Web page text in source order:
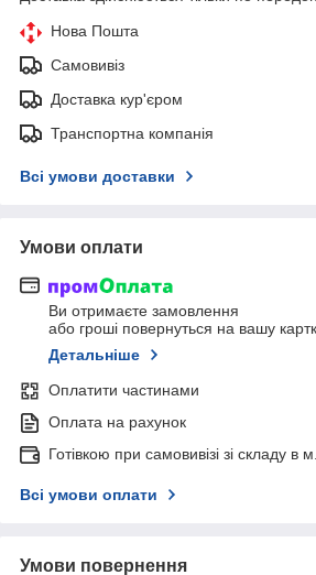
Нова Пошта
Самовивіз
Доставка кур'єром
Транспортна компанія
Всі умови доставки
Умови оплати
Ви отримаєте замовлення
або гроші повернуться на вашу
Детальніше
Оплатити частинами
Оплата на рахунок
Готівкою при самовивізі зі складу в
Всі умови оплати
Умови повернення